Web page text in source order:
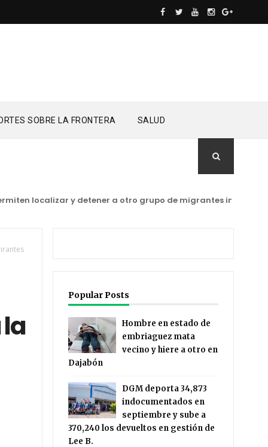
SOBRE LA FRONTERA SALUD
localizar y detener a otro grupo de migrantes
Popular Posts
Hombre en estado de
embriaguez mata
vecino y hiere a otro en
Dajabón
DGM deporta 34,873
indocumentados en
septiembre y sube a
370,240 los devueltos en gestión de
Lee B.